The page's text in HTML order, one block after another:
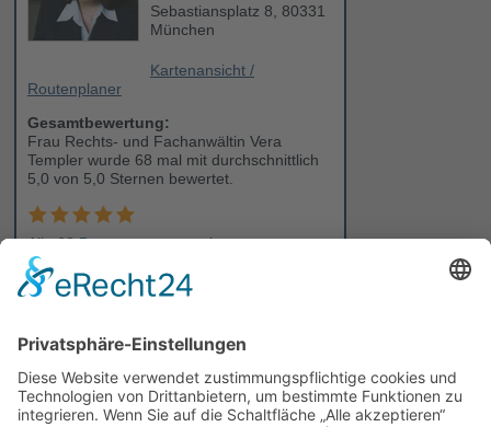
Sebastiansplatz 8, 80331
München
Kartenansicht /
Routenplaner
Gesamtbewertung:
Frau Rechts- und Fachanwältin Vera
Templer wurde 68 mal mit durchschnittlich
5,0 von 5,0 Sternen bewertet.
Alle 68 Bewertungen anzeigen
Rechtsgebiete von Rechts- und
Fachanwältin Vera Templer:
Zum Profil
Kanzlei bewerten